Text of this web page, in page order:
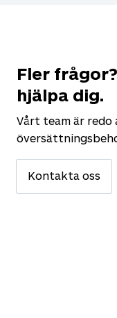
Fler
hjälpa dig.
Vårt team är
Kontakta oss